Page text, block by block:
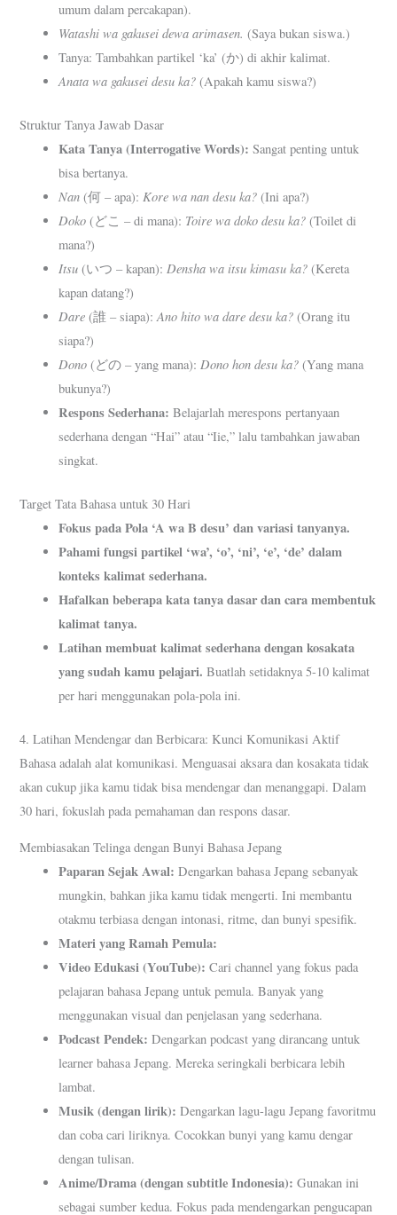
umum dalam percakapan).
Watashi wa gakusei dewa arimasen. (Saya bukan siswa.)
Tanya: Tambahkan partikel ‘ka’ (か) di akhir kalimat.
Anata wa gakusei desu ka? (Apakah kamu siswa?)
Struktur Tanya Jawab Dasar
Kata Tanya (Interrogative Words): Sangat penting untuk
bisa bertanya.
Nan (何 – apa):Kore wa nan desu ka? (Ini apa?)
Doko (どこ – di mana): Toire wa doko desu ka? (Toilet di
mana?)
Itsu (いつ – kapan):Densha wa itsu kimasu ka? (Kereta
kapan datang?)
Dare (誰 – siapa):Ano hito wa dare desu ka? (Orang itu
siapa?)
Dono (どの – yang mana):Dono hon desu ka? (Yang mana
bukunya?)
Respons Sederhana: Belajarlah merespons pertanyaan
sederhana dengan “Hai” atau “Iie,” lalu tambahkan jawaban
singkat.
Target Tata Bahasa untuk 30 Hari
Fokus pada Pola ‘A wa B desu’ dan variasi tanyanya.
Pahami fungsi partikel ‘wa’, ‘o’, ‘ni’, ‘e’, ‘de’ dalam
konteks kalimat sederhana.
Hafalkan beberapa kata tanya dasar dan cara membentuk
kalimat tanya.
Latihan membuat kalimat sederhana dengan kosakata
yang sudah kamu pelajari. Buatlah setidaknya 5-10 kalimat
per hari menggunakan pola-pola ini.
4. Latihan Mendengar dan Berbicara: Kunci Komunikasi Aktif
Bahasa adalah alat komunikasi. Menguasai aksara dan kosakata tidak
akan cukup jika kamu tidak bisa mendengar dan menanggapi. Dalam
30 hari, fokuslah pada pemahaman dan respons dasar.
Membiasakan Telinga dengan Bunyi Bahasa Jepang
Paparan Sejak Awal: Dengarkan bahasa Jepang sebanyak
mungkin, bahkan jika kamu tidak mengerti. Ini membantu
otakmu terbiasa dengan intonasi, ritme, dan bunyi spesifik.
Materi yang Ramah Pemula:
Video Edukasi (YouTube): Cari channel yang fokus pada
pelajaran bahasa Jepang untuk pemula. Banyak yang
menggunakan visual dan penjelasan yang sederhana.
Podcast Pendek: Dengarkan podcast yang dirancang untuk
learner bahasa Jepang. Mereka seringkali berbicara lebih
lambat.
Musik (dengan lirik): Dengarkan lagu-lagu Jepang favoritmu
dan coba cari liriknya. Cocokkan bunyi yang kamu dengar
dengan tulisan.
Anime/Drama (dengan subtitle Indonesia): Gunakan ini
sebagai sumber kedua. Fokus pada mendengarkan pengucapan